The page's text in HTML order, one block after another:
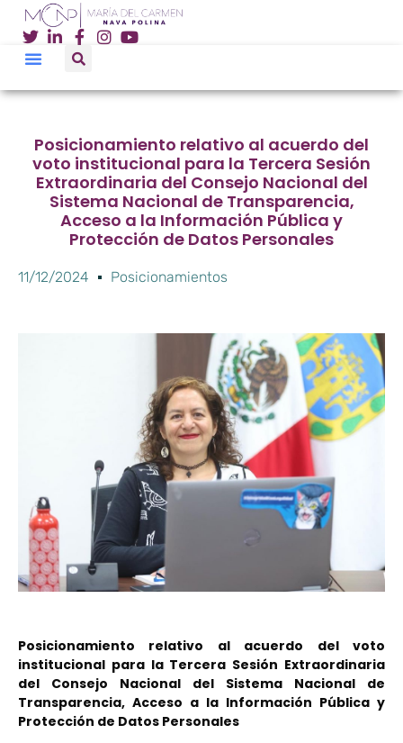
Posicionamiento relativo al acuerdo del
voto institucional para la Tercera Sesión
Extraordinaria del Consejo Nacional del
Sistema Nacional de Transparencia,
Acceso a la Información Pública y
Protección de Datos Personales
11/12/2024 Posicionamientos
Posicionamiento relativo al acuerdo del voto
institucional para la Tercera Sesión Extraordinaria
del Consejo Nacional del Sistema Nacional de
Transparencia, Acceso a la Información Pública y
Protección de Datos Personales